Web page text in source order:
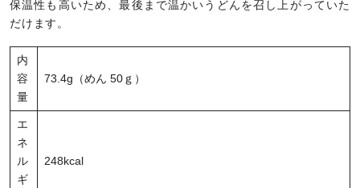
保温性も高いため、最後まで温かいうどんを召し上がっていた
だけます。
内
容
量
73.4g（めん 50ｇ）
エ
ネ
ル
ギ
248kcal